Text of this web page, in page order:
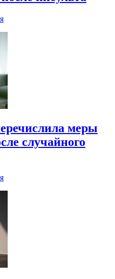
меры
случайного